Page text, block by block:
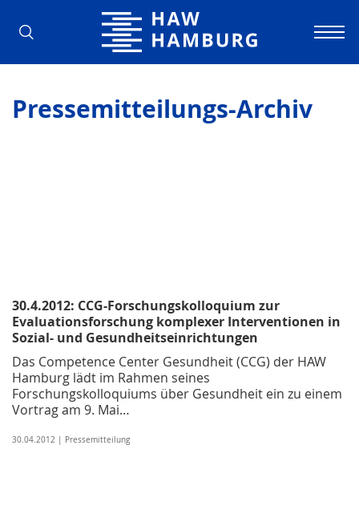
Hochschule für Angewandte
Pressemitteilungs-Archiv
30.4.2012: CCG-Forschungskolloquium zur
Evaluationsforschung komplexer Interventionen in
Sozial- und Gesundheitseinrichtungen
Das Competence Center Gesundheit (CCG) der HAW
Hamburg lädt im Rahmen seines
Forschungskolloquiums über Gesundheit ein zu einem
Vortrag am 9. Mai…
30.04.2012 | Pressemitteilung